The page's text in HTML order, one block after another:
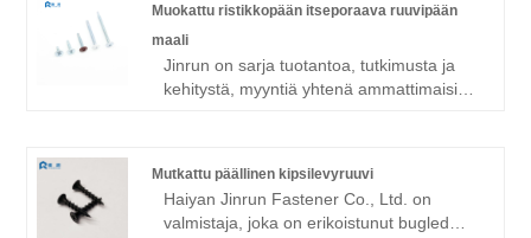
Muokattu ristikkopään itseporaava ruuvipään
maali
Jinrun on sarja tuotantoa, tutkimusta ja
kehitystä, myyntiä yhtenä ammattimaisista
korkealaatuinen muunneltu ristikkopää,
itseporaava ruuvipäämaali .
Mutkattu päällinen kipsilevyruuvi
Haiyan Jinrun Fastener Co., Ltd. on
valmistaja, joka on erikoistunut bugled